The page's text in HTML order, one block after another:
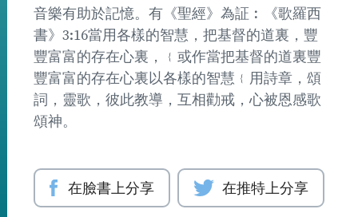
音樂有助於記憶。有《聖經》為証︰《歌羅西
書》3:16當用各樣的智慧，把基督的道裏，豐
豐富富的存在心裏，﹛或作當把基督的道裏豐
豐富富的存在心裏以各樣的智慧﹛用詩章，頌
詞，靈歌，彼此教導，互相勸戒，心被恩感歌
頌神。
在臉書上分享 在推特上分享